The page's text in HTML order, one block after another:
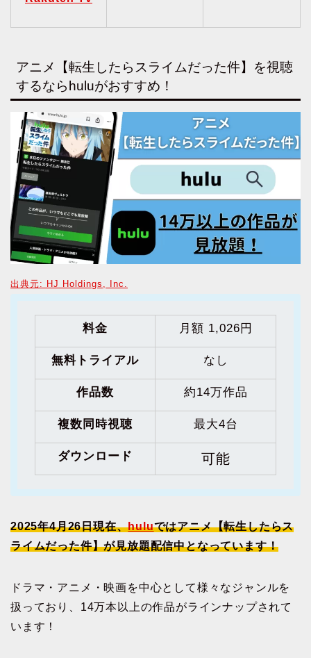
アニメ【転生したらスライムだった件】を視聴
するならhuluがおすすめ！
出典元: HJ Holdings, Inc.
料金 月額 1,026円
無料トライアル なし
作品数 約14万作品
複数同時視聴 最大4台
ダウンロード 可能
2025年4月26日現在、huluではアニメ【転生したらス
ライムだった件】が見放題配信中となっています！
ドラマ・アニメ・映画を中心として様々なジャンルを
扱っており、14万本以上の作品がラインナップされて
います！